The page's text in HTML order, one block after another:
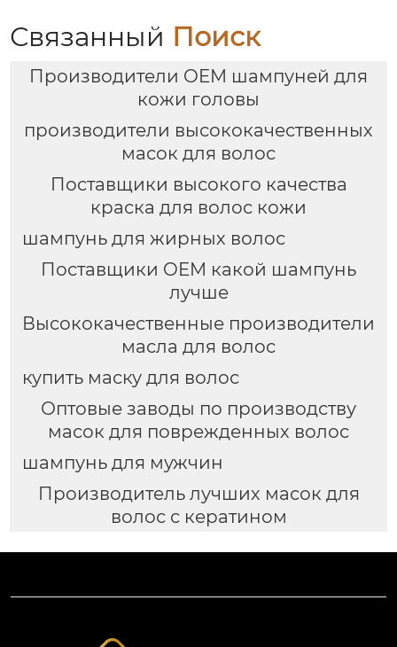
Связанный Поиск
Производители OEM шампуней для
кожи головы
производители высококачественных
масок для волос
Поставщики высокого качества
краска для волос кожи
шампунь для жирных волос
Поставщики OEM какой шампунь
лучше
Высококачественные производители
масла для волос
купить маску для волос
Оптовые заводы по производству
масок для поврежденных волос
шампунь для мужчин
Производитель лучших масок для
волос с кератином